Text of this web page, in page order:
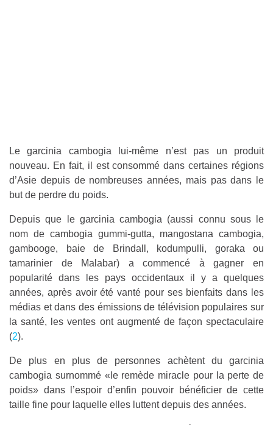
Le garcinia cambogia lui-même n’est pas un produit
nouveau. En fait, il est consommé dans certaines régions
d’Asie depuis de nombreuses années, mais pas dans le
but de perdre du poids.
Depuis que le garcinia cambogia (aussi connu sous le
nom de cambogia gummi-gutta, mangostana cambogia,
gambooge, baie de Brindall, kodumpulli, goraka ou
tamarinier de Malabar) a commencé à gagner en
popularité dans les pays occidentaux il y a quelques
années, après avoir été vanté pour ses bienfaits dans les
médias et dans des émissions de télévision populaires sur
la santé, les ventes ont augmenté de façon spectaculaire
(2).
De plus en plus de personnes achètent du garcinia
cambogia surnommé «le remède miracle pour la perte de
poids» dans l’espoir d’enfin pouvoir bénéficier de cette
taille fine pour laquelle elles luttent depuis des années.